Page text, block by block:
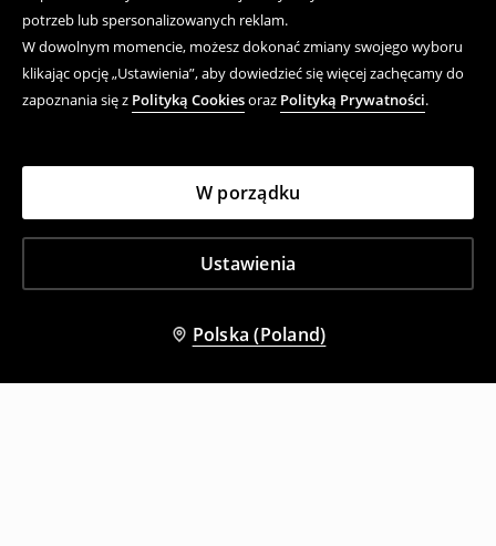
potrzeb lub spersonalizowanych reklam.
W dowolnym momencie, możesz dokonać zmiany swojego wyboru
klikając opcję „Ustawienia”, aby dowiedzieć się więcej zachęcamy do
zapoznania się z Polityką Cookiesoraz Polityką Prywatności.
Ustawienia
W porządku
Polska (Poland)